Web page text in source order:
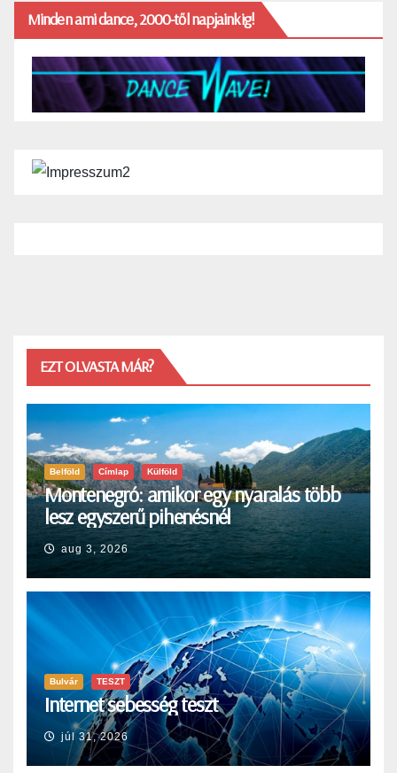
Minden ami dance, 2000-től napjainkig!
EZT OLVASTA MÁR?
Belföld Címlap Külföld
Montenegró: amikor egy nyaralás több
lesz egyszerű pihenésnél
aug 3, 2026
Bulvár TESZT
Internet sebesség teszt
júl 31, 2026